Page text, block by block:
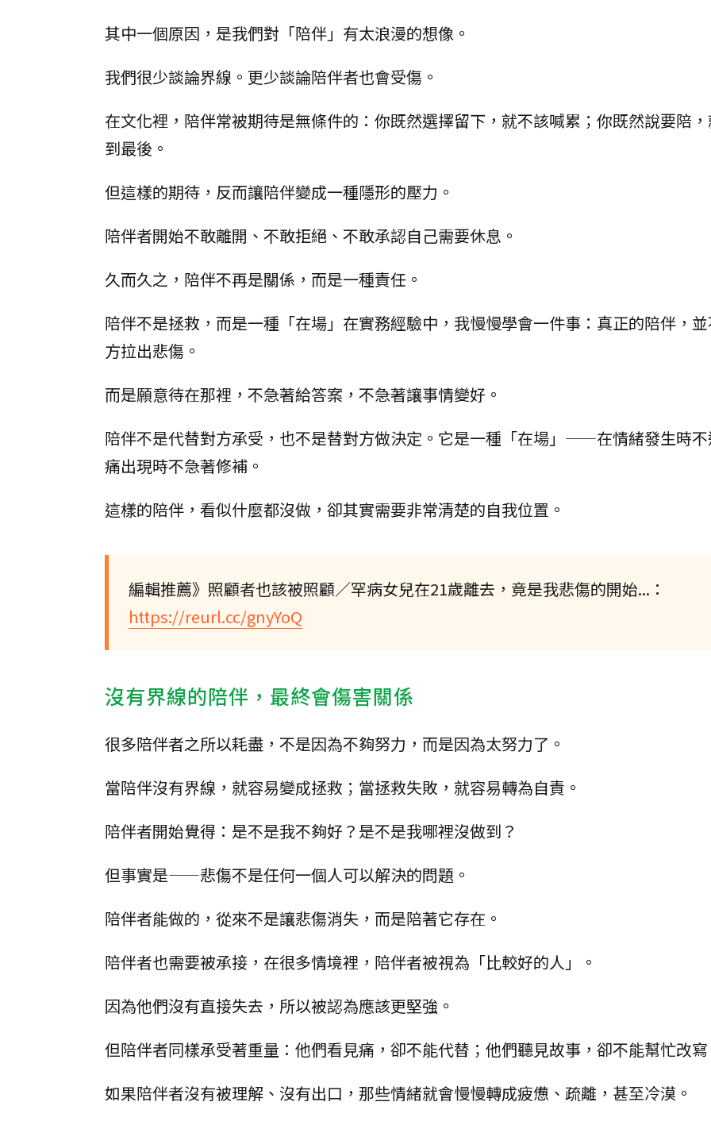
其中一個原因，是我們對「陪伴」有太浪漫的想像。
我們很少談論界線。更少談論陪伴者也會受傷。
在文化裡，陪伴常被期待是無條件的：你既然選擇留下，就不該喊累；你既然說要陪
到最後。
但這樣的期待，反而讓陪伴變成一種隱形的壓力。
陪伴者開始不敢離開、不敢拒絕、不敢承認自己需要休息。
久而久之，陪伴不再是關係，而是一種責任。
陪伴不是拯救，而是一種「在場」在實務經驗中，我慢慢學會一件事：真正的陪伴，
方拉出悲傷。
而是願意待在那裡，不急著給答案，不急著讓事情變好。
陪伴不是代替對方承受，也不是替對方做決定。它是一種「在場」——在情緒發生時
痛出現時不急著修補。
這樣的陪伴，看似什麼都沒做，卻其實需要非常清楚的自我位置。
編輯推薦》照顧者也該被照顧／罕病女兒在21歲離去，竟是我悲傷的開始...：
https://reurl.cc/gnyYoQ
沒有界線的陪伴，最終會傷害關係
很多陪伴者之所以耗盡，不是因為不夠努力，而是因為太努力了。
當陪伴沒有界線，就容易變成拯救；當拯救失敗，就容易轉為自責。
陪伴者開始覺得：是不是我不夠好？是不是我哪裡沒做到？
但事實是——悲傷不是任何一個人可以解決的問題。
陪伴者能做的，從來不是讓悲傷消失，而是陪著它存在。
陪伴者也需要被承接，在很多情境裡，陪伴者被視為「比較好的人」。
因為他們沒有直接失去，所以被認為應該更堅強。
但陪伴者同樣承受著重量：他們看見痛，卻不能代替；他們聽見故事，卻不能幫忙改
如果陪伴者沒有被理解、沒有出口，那些情緒就會慢慢轉成疲憊、疏離，甚至冷漠。